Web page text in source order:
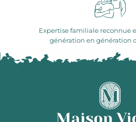
Expertise familiale reconnue
génération en génération